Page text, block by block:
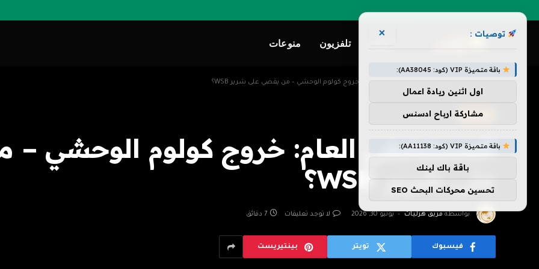
تلفزيون منوعات
الرئيسية » تلفزيون » المستشفى العام: خروج كولوم الوحشي – من يقضي على شرير WSB؟
تلفزيون
المستشفى العام: خروج كولوم الوحشي
على شرير WSB؟
بواسطة فريق هزليات يونيو 30, 2026 لا توجد تعليقات 7 دقائق
فيسبوك تويتر بينتيريست
توصيات : ×
باقة متميزة VIP (كود: AA38045):
اول اثنين ريادة اعمال
مشاركة ارباح ادسنس
باقة متميزة VIP (كود: AA11138):
باقة باك لينك
تحسين محركات البحث SEO